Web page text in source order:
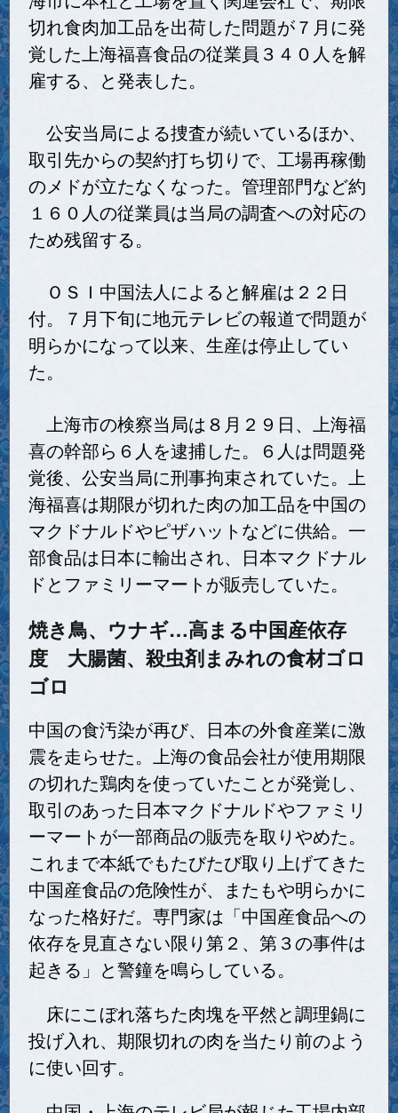
切れ食肉加工品を出荷した問題が７月に発
覚した上海福喜食品の従業員３４０人を解
雇する、と発表した。
公安当局による捜査が続いているほか、
取引先からの契約打ち切りで、工場再稼働
のメドが立たなくなった。管理部門など約
１６０人の従業員は当局の調査への対応の
ため残留する。
ＯＳＩ中国法人によると解雇は２２日
付。７月下旬に地元テレビの報道で問題が
明らかになって以来、生産は停止してい
た。
上海市の検察当局は８月２９日、上海福
喜の幹部ら６人を逮捕した。６人は問題発
覚後、公安当局に刑事拘束されていた。上
海福喜は期限が切れた肉の加工品を中国の
マクドナルドやピザハットなどに供給。一
部食品は日本に輸出され、日本マクドナル
ドとファミリーマートが販売していた。
焼き鳥、ウナギ…高まる中国産依存
度 大腸菌、殺虫剤まみれの食材ゴロ
ゴロ
中国の食汚染が再び、日本の外食産業に激
震を走らせた。上海の食品会社が使用期限
の切れた鶏肉を使っていたことが発覚し、
取引のあった日本マクドナルドやファミリ
ーマートが一部商品の販売を取りやめた。
これまで本紙でもたびたび取り上げてきた
中国産食品の危険性が、またもや明らかに
なった格好だ。専門家は「中国産食品への
依存を見直さない限り第２、第３の事件は
起きる」と警鐘を鳴らしている。
床にこぼれ落ちた肉塊を平然と調理鍋に
投げ入れ、期限切れの肉を当たり前のよう
に使い回す。